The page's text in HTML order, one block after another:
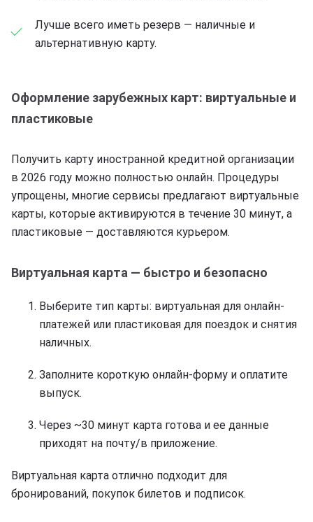
Лучше всего иметь резерв — наличные и
альтернативную карту.
Оформление зарубежных карт: виртуальные и
пластиковые
Получить карту иностранной кредитной организации
в 2026 году можно полностью онлайн. Процедуры
упрощены, многие сервисы предлагают виртуальные
карты, которые активируются в течение 30 минут, а
пластиковые — доставляются курьером.
Виртуальная карта — быстро и безопасно
Выберите тип карты: виртуальная для онлайн-
платежей или пластиковая для поездок и снятия
наличных.
Заполните короткую онлайн-форму и оплатите
выпуск.
Через ~30 минут карта готова и ее данные
приходят на почту/в приложение.
Виртуальная карта отлично подходит для
бронирований, покупок билетов и подписок.